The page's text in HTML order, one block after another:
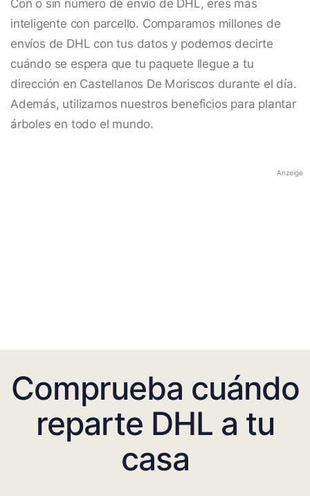
Con o sin número de envío de DHL, eres más
inteligente con parcello. Comparamos millones de
envíos de DHL con tus datos y podemos decirte
cuándo se espera que tu paquete llegue a tu
dirección en Castellanos De Moriscos durante el día.
Además, utilizamos nuestros beneficios para plantar
árboles en todo el mundo.
Anzeige
Comprueba cuándo
reparte DHL a tu
casa